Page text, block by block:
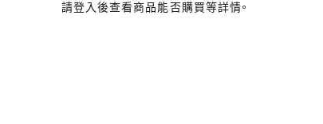
請登入後查看商品能否購買等詳情。